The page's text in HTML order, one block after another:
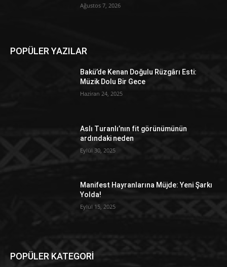
Ağustos 7, 2026
POPÜLER YAZILAR
Bakü’de Kenan Doğulu Rüzgârı Esti:
Müzik Dolu Bir Gece
Haziran 24, 2025
Aslı Turanlı’nın fit görünümünün
ardındaki neden
Eylül 30, 2025
Manifest Hayranlarına Müjde: Yeni Şarkı
Yolda!
Eylül 15, 2025
POPÜLER KATEGORİ